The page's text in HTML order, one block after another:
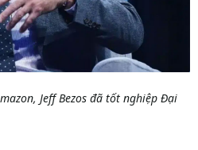
Jeff Bezos đã tốt nghiệp Đại